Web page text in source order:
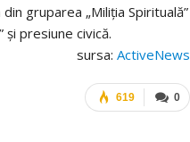
gruparea „Miliția Spirituală”
presiune civică.
sursa: ActiveNews
0
619